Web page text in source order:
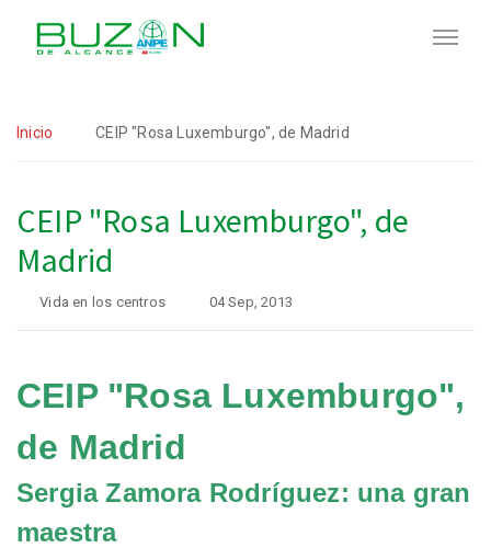
Inicio CEIP "Rosa Luxemburgo", de Madrid
CEIP "Rosa Luxemburgo", de
Madrid
Vida en los centros 04 Sep, 2013
CEIP "Rosa Luxemburgo",
de Madrid
Sergia Zamora Rodríguez: una gran
maestra